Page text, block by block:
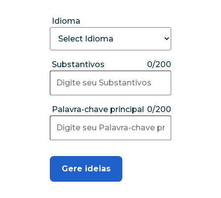
Idioma
Substantivos 0/200
Palavra-chave principal 0/200
Gere ideias